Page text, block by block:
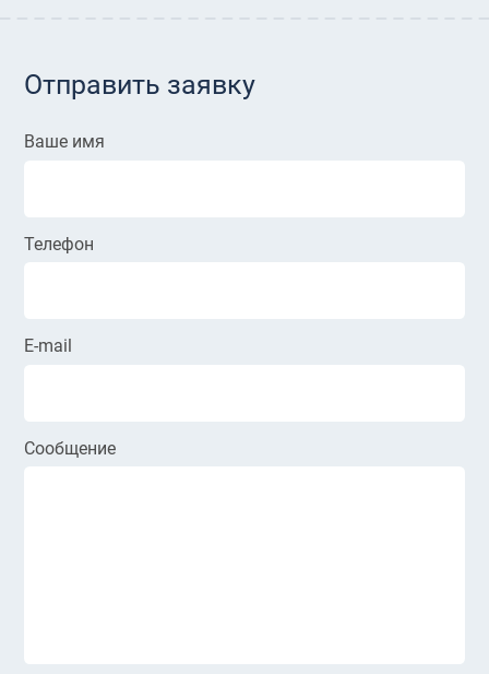
Отправить заявку
Ваше имя
Телефон
E-mail
Сообщение